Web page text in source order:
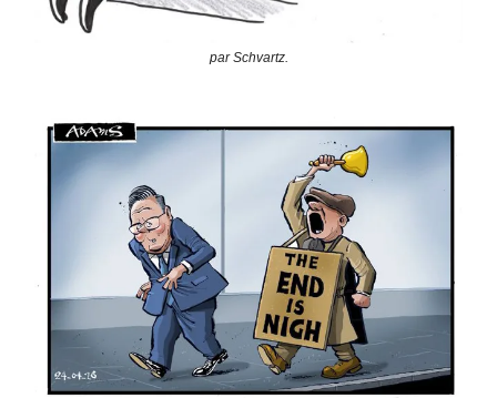
par Schvartz.